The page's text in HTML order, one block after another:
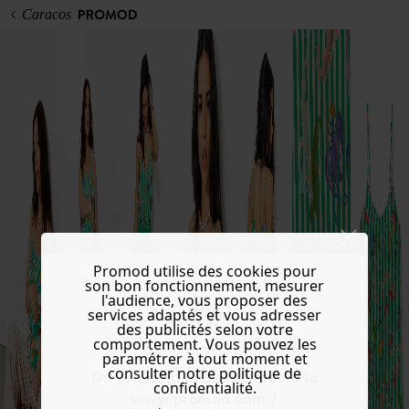
Do you want to be redirected to
www.promod.com ?
Caracos
Promod utilise des cookies pour
son bon fonctionnement, mesurer
l'audience, vous proposer des
services adaptés et vous adresser
des publicités selon votre
comportement. Vous pouvez les
paramétrer à tout moment et
consulter notre politique de
confidentialité.